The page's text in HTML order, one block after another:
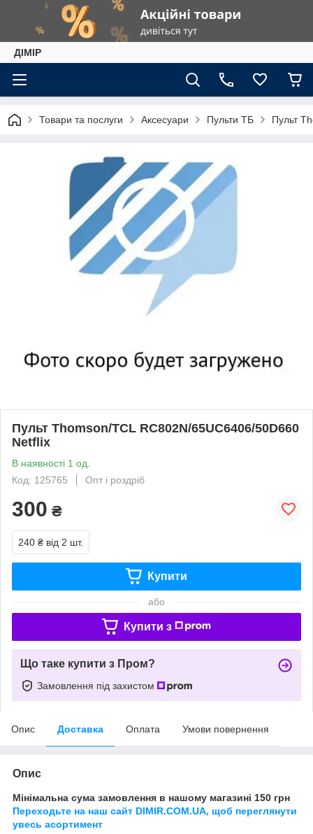
ДІМІР
Товари та послуги Аксесуари Пульти ТБ Пульт
Пульт Thomson/TCL RC802N/65UC6406/50D660
Netflix
В наявності 1 од.
Код: 125765
Опт і роздріб
300 ₴
240 ₴ від 2 шт.
Купити
або
Купити з
Що таке купити з Пром?
Замовлення під захистом
Опис Доставка Оплата Умови повернення
Опис
Мінімальна сума замовлення в нашому магазині 150 грн
Переходьте на наш сайт DIMIR.COM.UA, щоб переглянути
увесь асортимент